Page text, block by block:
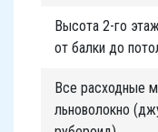
Высота 2-го
от балки до
Все расходные
льноволокно